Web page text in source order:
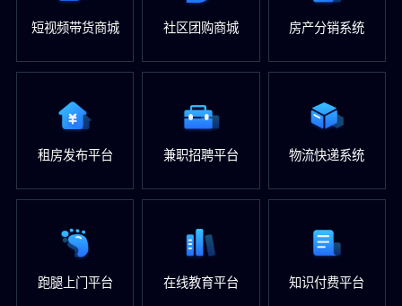
短视频带货商城 社区团购商城 房产分销系统
租房发布平台 兼职招聘平台 物流快递系统
跑腿上门平台 在线教育平台 知识付费平台